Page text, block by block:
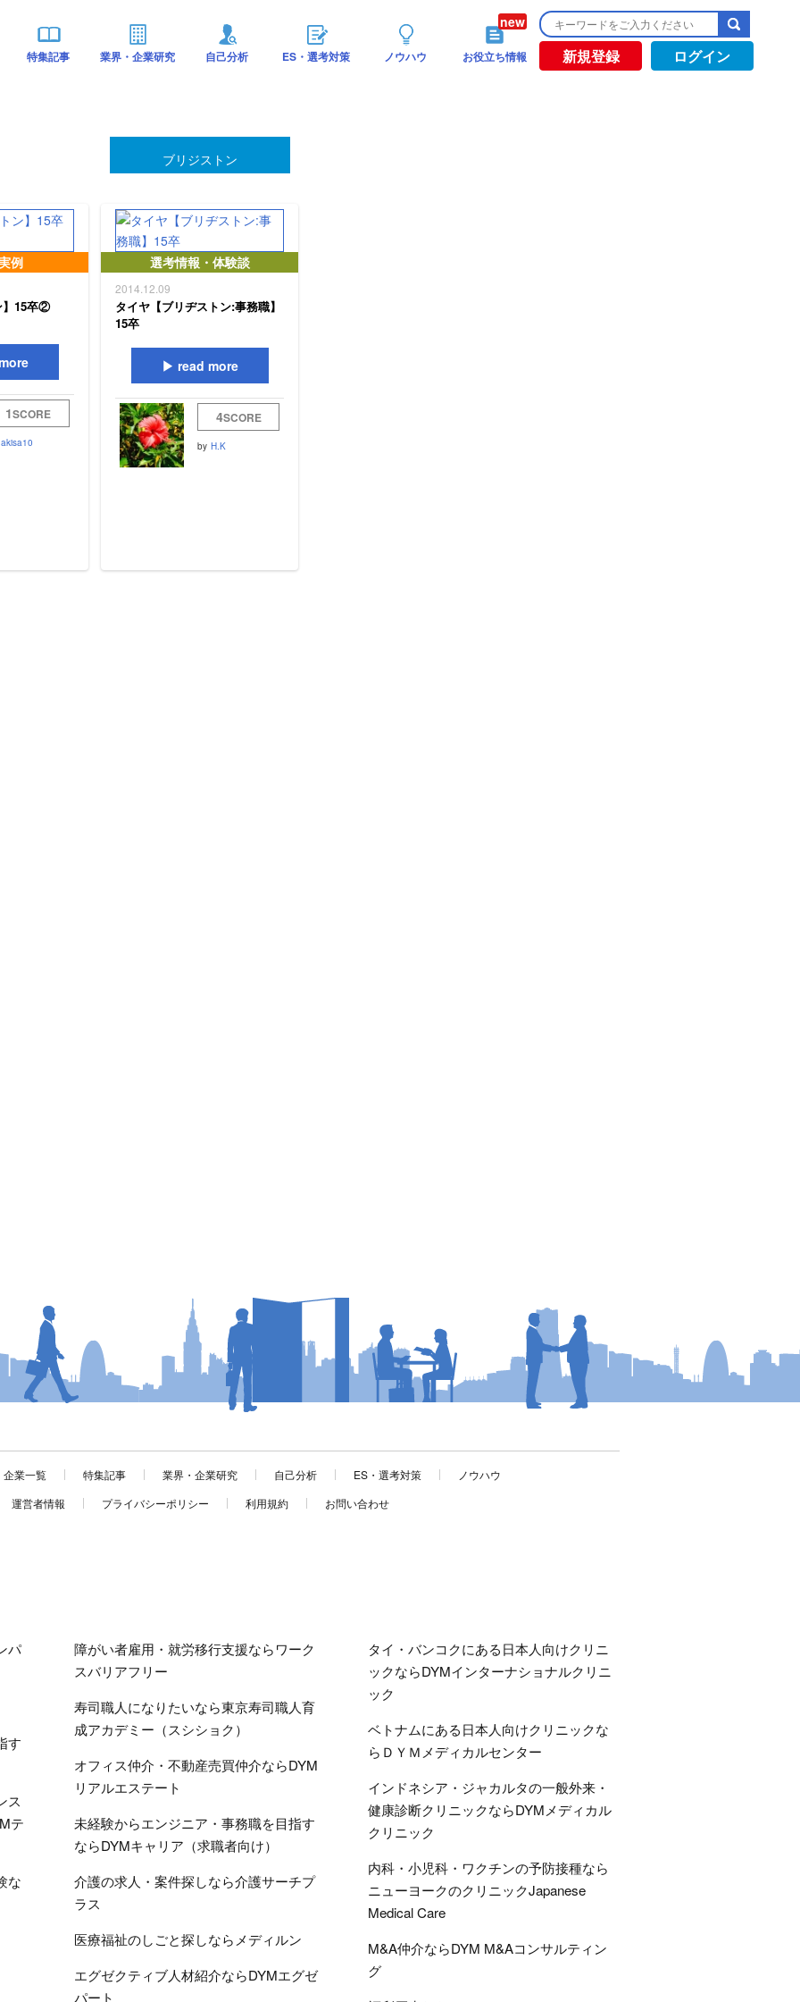
特集記事 業界・企業研究 自己分析 ES・選考対策 ノウハウ お役立ち情報 新規登録 ログイン
ブリジストン
例
】15卒②
1SCORE
akisa10
選考情報・体験談
2014.12.09
タイヤ【ブリヂストン:事務職】
15卒
read more
4SCORE
by H.K
企業一覧 特集記事 業界・企業研究 自己分析 ES・選考対策
ノウハウ
運営者情報
プライバシーポリシー 利用規約 お問い合わせ
パ
す
ス
テ
な
障がい者雇用・就労移行支援ならワーク
スバリアフリー
寿司職人になりたいなら東京寿司職人育
成アカデミー（スシショク）
オフィス仲介・不動産売買仲介ならDYM
リアルエステート
未経験からエンジニア・事務職を目指す
ならDYMキャリア（求職者向け）
介護の求人・案件探しなら介護サーチプ
ラス
医療福祉のしごと探しならメディルン
エグゼクティブ人材紹介ならDYMエグゼ
パート
タイ・バンコクにある日本人向けクリニ
ックならDYMインターナショナルクリニ
ック
ベトナムにある日本人向けクリニックな
らＤＹＭメディカルセンター
インドネシア・ジャカルタの一般外来・
健康診断クリニックならDYMメディカル
クリニック
内科・小児科・ワクチンの予防接種なら
ニューヨークのクリニックJapanese
Medical Care
M&A仲介ならDYM M&Aコンサルティン
グ